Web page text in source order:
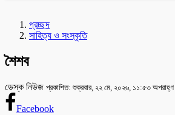
প্রচ্ছদ
সাহিত্য ও সংস্কৃতি
শৈশব
ডেস্ক নিউজ প্রকাশিত: শুক্রবার, ২২ মে, ২০২৬, ১১:৫৩ অপরাহ্ণ
Facebook